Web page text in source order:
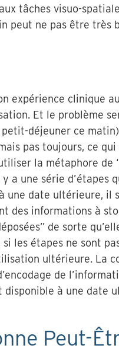
tâches visuo-
peut ne pas être très
expérience clinique
Et le problème
déjeuner ce
pas toujours, ce
la métaphore de
a une série d’étapes
une date ultérieure, il
des informations à
de sorte
les étapes ne sont
ultérieure. La
de
disponible à une date
Peut-